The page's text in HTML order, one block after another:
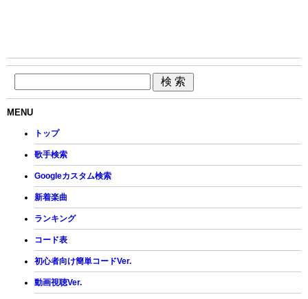
MENU
トップ
歌手検索
Googleカスタム検索
新着楽曲
ランキング
コード表
初心者向け簡単コードVer.
動画視聴Ver.